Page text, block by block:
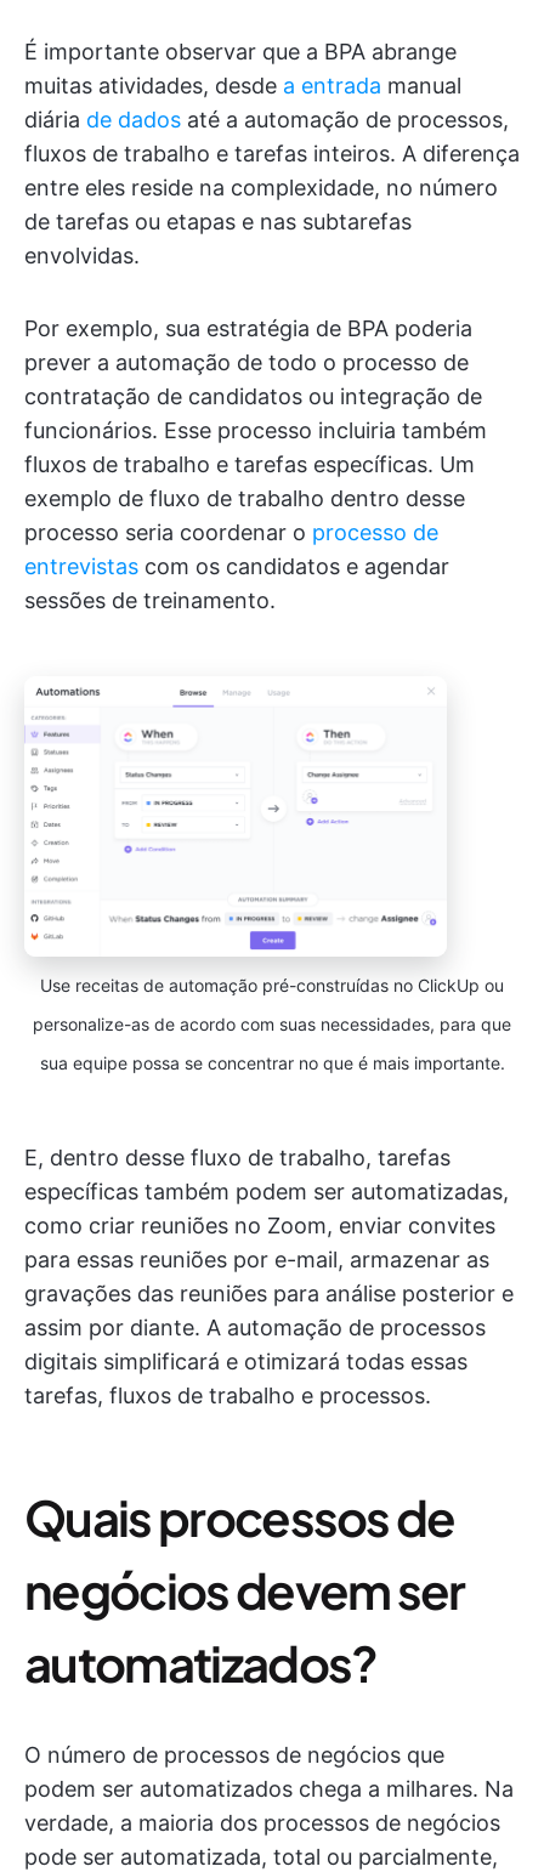
É importante observar que a BPA abrange
muitas atividades, desde a entrada manual
diária de dados até a automação de processos,
fluxos de trabalho e tarefas inteiros. A diferença
entre eles reside na complexidade, no número
de tarefas ou etapas e nas subtarefas
envolvidas.
Por exemplo, sua estratégia de BPA poderia
prever a automação de todo o processo de
contratação de candidatos ou integração de
funcionários. Esse processo incluiria também
fluxos de trabalho e tarefas específicas. Um
exemplo de fluxo de trabalho dentro desse
processo seria coordenar o processo de
entrevistas com os candidatos e agendar
sessões de treinamento.
Use receitas de automação pré-construídas no ClickUp ou
personalize-as de acordo com suas necessidades, para que
sua equipe possa se concentrar no que é mais importante.
E, dentro desse fluxo de trabalho, tarefas
específicas também podem ser automatizadas,
como criar reuniões no Zoom, enviar convites
para essas reuniões por e-mail, armazenar as
gravações das reuniões para análise posterior e
assim por diante. A automação de processos
digitais simplificará e otimizará todas essas
tarefas, fluxos de trabalho e processos.
Quais processos de
negócios devem ser
automatizados?
O número de processos de negócios que
podem ser automatizados chega a milhares. Na
verdade, a maioria dos processos de negócios
pode ser automatizada, total ou parcialmente,